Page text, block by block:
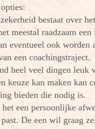
bestaat over
meestal raadzaam
eventueel ook worden
een coachingstraject.
heel veel dingen leuk
keuze kan maken kan
bieden die nodig is.
het een persoonlijke
De een wil graag